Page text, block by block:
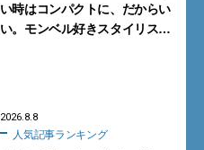
い時はコンパクトに、だからい
い。モンベル好きスタイリスト
2026.8.8
人気記事ランキング